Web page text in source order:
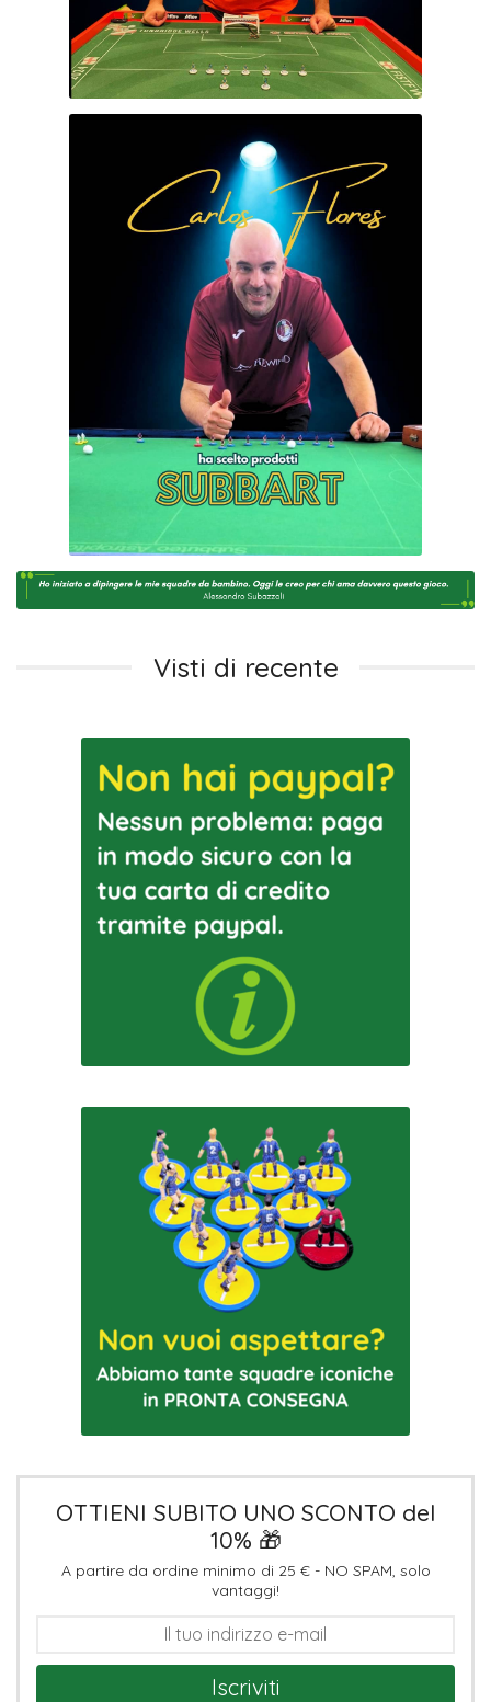
Visti di recente
OTTIENI SUBITO UNO SCONTO del
10% 🎁
A partire da ordine minimo di 25 € - NO SPAM, solo
vantaggi!
Iscriviti